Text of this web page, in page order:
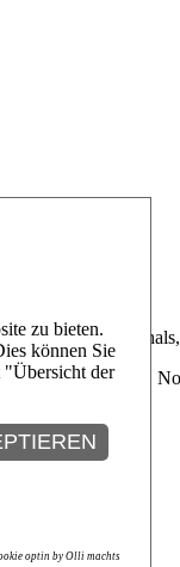
Tücher und
Adventskalender,
Spezereikuchen
zu bieten.
können Sie
der
optin by Olli machts